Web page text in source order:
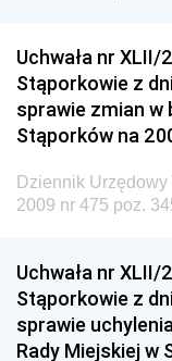
Dziennik
Chemicznego i
Dziennik
Gospodarki
Dziennik
Społecznej
Dziennik
Dziennik
Budownictwa
Uchwała nr
Stąporkowie z
sprawie zmian w
Stąporków na
Dziennik
2009 nr 475 poz.
Uchwała nr
Stąporkowie z
sprawie
Rady Miejskiej w